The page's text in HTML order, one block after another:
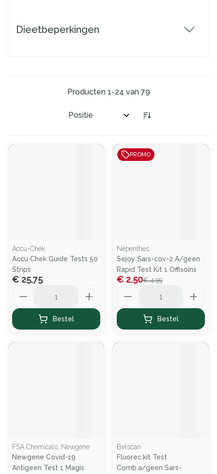
Dieetbeperkingen
Producten 1-24 van 79
Sorteer op:
Accu-Chek
Accu Chek Guide Tests 50
Strips
€ 25,75
Bestel
PROMO
Nepenthes
Sejoy Sars-cov-2 A/geen
Rapid Test Kit 1 Offisoins
€ 4,99
€ 2,50
Bestel
FSA Chemicals, Newgene
Newgene Covid-19
Antigeen Test 1 Magis
Belscan
Fluorec.kit Test
Comb.a/geen Sars-